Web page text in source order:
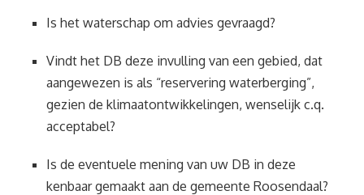
Is het waterschap om advies gevraagd?
Vindt het DB deze invulling van een gebied, dat
aangewezen is als “reservering waterberging”,
gezien de klimaatontwikkelingen, wenselijk c.q.
acceptabel?
Is de eventuele mening van uw DB in deze
kenbaar gemaakt aan de gemeente Roosendaal?